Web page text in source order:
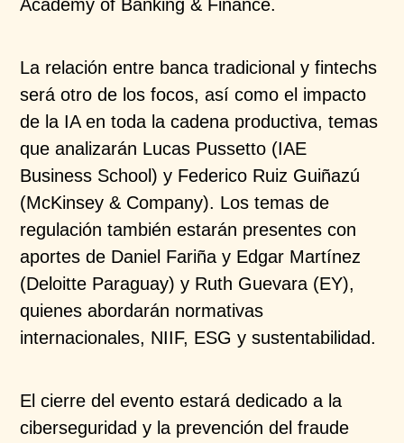
Academy of Banking & Finance.
La relación entre banca tradicional y fintechs
será otro de los focos, así como el impacto
de la IA en toda la cadena productiva, temas
que analizarán Lucas Pussetto (IAE
Business School) y Federico Ruiz Guiñazú
(McKinsey & Company). Los temas de
regulación también estarán presentes con
aportes de Daniel Fariña y Edgar Martínez
(Deloitte Paraguay) y Ruth Guevara (EY),
quienes abordarán normativas
internacionales, NIIF, ESG y sustentabilidad.
El cierre del evento estará dedicado a la
ciberseguridad y la prevención del fraude